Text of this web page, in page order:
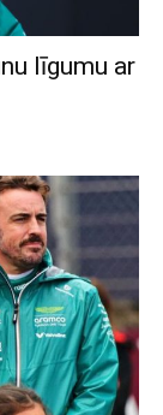
līgumu ar